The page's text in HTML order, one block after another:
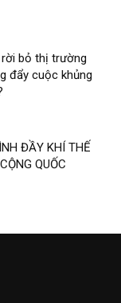
bỏ thị trường
đẩy cuộc khủng
ĐẦY KHÍ THẾ
QUỐC